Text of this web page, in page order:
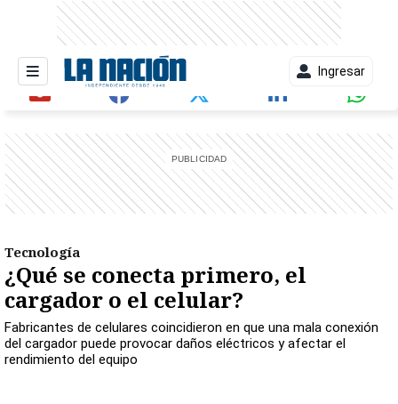
Ingresar
Tecnología
¿Qué se conecta primero, el
cargador o el celular?
Fabricantes de celulares coincidieron en que una mala conexión
del cargador puede provocar daños eléctricos y afectar el
rendimiento del equipo